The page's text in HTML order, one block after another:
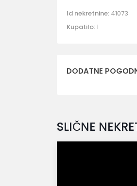
Id nekretnine: 41073
Kupatilo:1
DODATNE
SLIČNE